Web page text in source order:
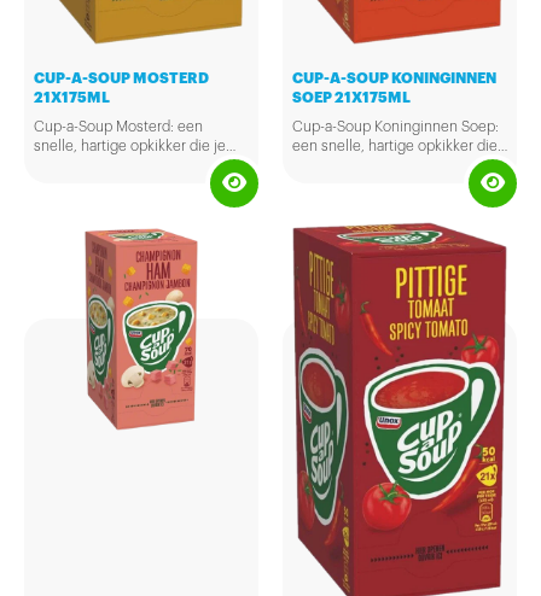
CUP-A-SOUP MOSTERD
21X175ML
Cup-a-Soup Mosterd: een
snelle, hartige opkikker die je
weer energie geeft om door te
gaan! Daarnaast bevat deze Cup-
conserveermiddelen of
toegevoegde smaakversterkers.
Een zakje van deze heerlijke
Cup-a-Soup Mosterd bevat 94
calorieën per mok. De Cup-a-
Soup Mosterd is eenvoudig en
snel te bereiden: doe de inhoud
van het zakje in jouw favoriete
mok en giet er 175 ml kokend
water bij. Daarna eventjes
roeren, 1 minuutje wachten en
CUP-A-SOUP KONINGINNEN
SOEP 21X175ML
Cup-a-Soup Koninginnen Soep:
een snelle, hartige opkikker die
je weer energie geeft om door
te gaan! Daarnaast bevat deze
Cup-a-Soup Koninginnen Soep
geen kunstmatige kleurstoffen,
conserveermiddelen of
toegevoegde smaakversterkers.
Een zakje van deze heerlijke
Cup-a-Soup Koninginnen Soep
bevat 78 calorieën per mok. De
Cup-a-Soup Koninginnen Soep
is eenvoudig en snel te
bereiden: doe de inhoud van het
zakje in jouw favoriete mok en
giet er 175 ml kokend water bij.
Daarna eventjes roeren, 1
minuutje wachten en klaar, eet
smakelijk!